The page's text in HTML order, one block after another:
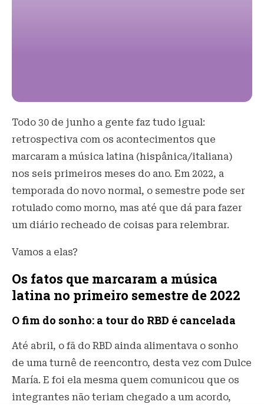
Todo 30 de junho a gente faz tudo igual:
retrospectiva com os acontecimentos que
marcaram a música latina (hispânica/italiana)
nos seis primeiros meses do ano. Em 2022, a
temporada do novo normal, o semestre pode ser
rotulado como morno, mas até que dá para fazer
um diário recheado de coisas para relembrar.
Vamos a elas?
Os fatos que marcaram a música
latina no primeiro semestre de 2022
O fim do sonho: a tour do RBD é cancelada
Até abril, o fã do RBD ainda alimentava o sonho
de uma turnê de reencontro, desta vez com Dulce
María. E foi ela mesma quem comunicou que os
integrantes não teriam chegado a um acordo,